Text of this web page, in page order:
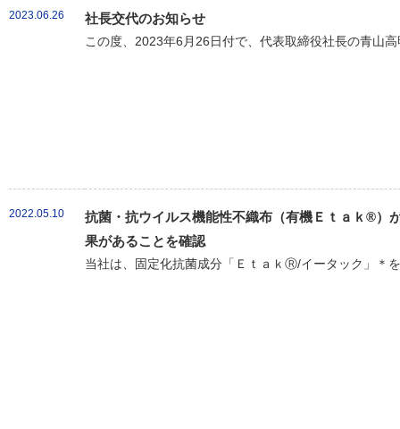
2023.06.26 社長交代のお知らせ
この度、2023年6月26日付で、代表取締役社長の青山
2022.05.10
抗菌・抗ウイルス機能性不織布（有機Ｅｔａｋ®）
果があることを確認
当社は、固定化抗菌成分「ＥｔａｋⓇ/イータック」＊